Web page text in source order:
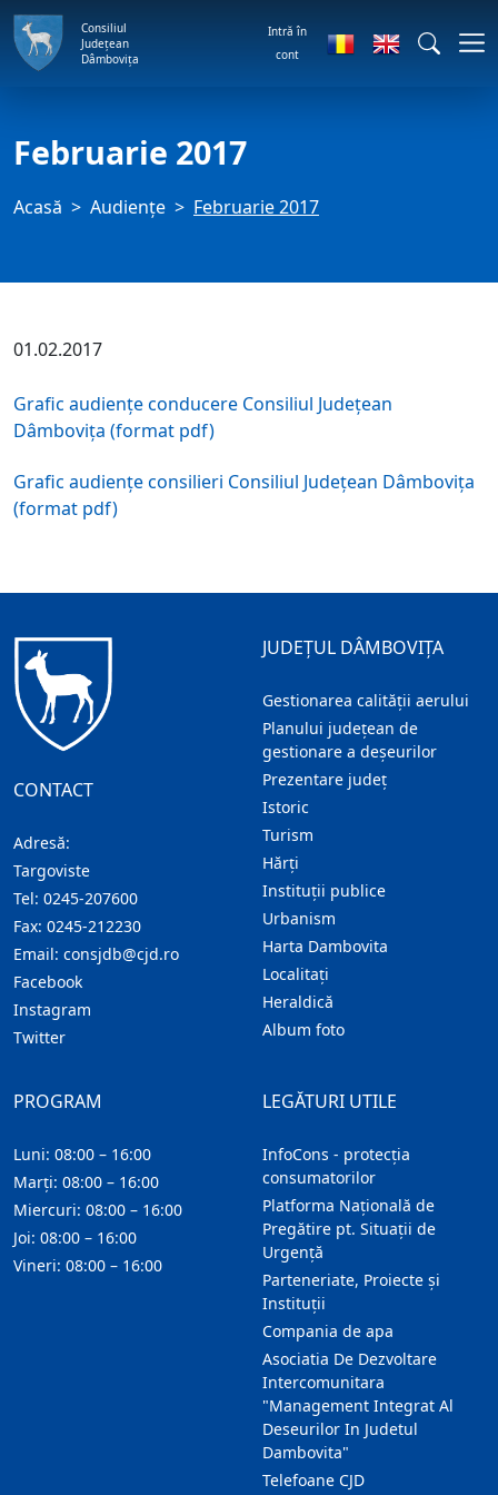
Consiliul
Județean
Dâmbovița
Intră în
cont
Februarie 2017
Acasă Audienţe Februarie 2017
01.02.2017
Grafic audiențe conducere Consiliul Județean
Dâmbovița (format pdf)
Grafic audiențe consilieri Consiliul Județean Dâmbovița
(format pdf)
CONTACT
Adresă:
Targoviste
Tel: 0245-207600
Fax: 0245-212230
Email: consjdb@cjd.ro
Facebook
Instagram
Twitter
JUDEȚUL DÂMBOVIȚA
Gestionarea calității aerului
Planului județean de
gestionare a deșeurilor
Prezentare judeţ
Istoric
Turism
Hărţi
Instituţii publice
Urbanism
Harta Dambovita
Localitaţi
Heraldică
Album foto
LEGĂTURI UTILE
InfoCons - protecția
consumatorilor
Platforma Națională de
Pregătire pt. Situații de
Urgență
Parteneriate, Proiecte și
Instituții
Compania de apa
Asociatia De Dezvoltare
Intercomunitara
"Management Integrat Al
Deseurilor In Judetul
Dambovita"
Telefoane CJD
PROGRAM
Luni: 08:00 – 16:00
Marți: 08:00 – 16:00
Miercuri: 08:00 – 16:00
Joi: 08:00 – 16:00
Vineri: 08:00 – 16:00